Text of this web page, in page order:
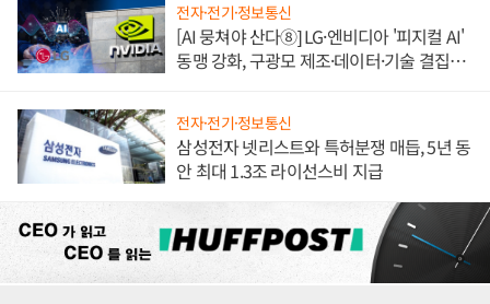
전자·전기·정보통신
[AI 뭉쳐야 산다⑧] LG·엔비디아 '피지컬 AI'
동맹 강화, 구광모 제조·데이터·기술 결집
전자·전기·정보통신
삼성전자 넷리스트와 특허분쟁 매듭, 5년 동
안 최대 1.3조 라이선스비 지급